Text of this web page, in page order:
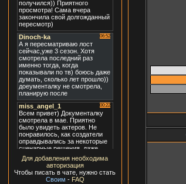
Для добавления необходима
авторизация
Чтобы писать в чате, нужно стать
Своим - FAQ